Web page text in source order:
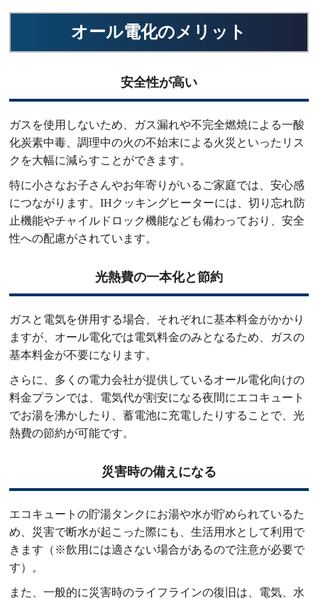
オール電化のメリット
安全性が高い
ガスを使用しないため、ガス漏れや不完全燃焼による一酸
化炭素中毒、調理中の火の不始末による火災といったリス
クを大幅に減らすことができます。
特に小さなお子さんやお年寄りがいるご家庭では、安心感
につながります。IHクッキングヒーターには、切り忘れ防
止機能やチャイルドロック機能なども備わっており、安全
性への配慮がされています。
光熱費の一本化と節約
ガスと電気を併用する場合、それぞれに基本料金がかかり
ますが、オール電化では電気料金のみとなるため、ガスの
基本料金が不要になります。
さらに、多くの電力会社が提供しているオール電化向けの
料金プランでは、電気代が割安になる夜間にエコキュート
でお湯を沸かしたり、蓄電池に充電したりすることで、光
熱費の節約が可能です。
災害時の備えになる
エコキュートの貯湯タンクにお湯や水が貯められているた
め、災害で断水が起こった際にも、生活用水として利用で
きます（※飲用には適さない場合があるので注意が必要で
す）。
また、一般的に災害時のライフラインの復旧は、電気、水